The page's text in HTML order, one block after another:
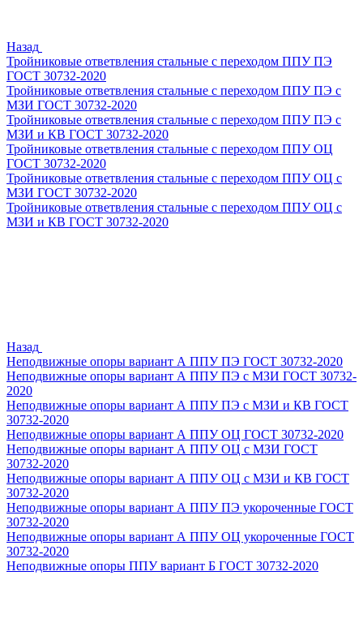
Назад
Тройниковые ответвления стальные с переходом ППУ ПЭ
ГОСТ 30732-2020
Тройниковые ответвления стальные с переходом ППУ ПЭ с
МЗИ ГОСТ 30732-2020
Тройниковые ответвления стальные с переходом ППУ ПЭ с
МЗИ и КВ ГОСТ 30732-2020
Тройниковые ответвления стальные с переходом ППУ ОЦ
ГОСТ 30732-2020
Тройниковые ответвления стальные с переходом ППУ ОЦ с
МЗИ ГОСТ 30732-2020
Тройниковые ответвления стальные с переходом ППУ ОЦ с
МЗИ и КВ ГОСТ 30732-2020
Назад
Неподвижные опоры вариант А ППУ ПЭ ГОСТ 30732-2020
Неподвижные опоры вариант А ППУ ПЭ с МЗИ ГОСТ 30732-
2020
Неподвижные опоры вариант А ППУ ПЭ с МЗИ и КВ ГОСТ
30732-2020
Неподвижные опоры вариант А ППУ ОЦ ГОСТ 30732-2020
Неподвижные опоры вариант А ППУ ОЦ с МЗИ ГОСТ
30732-2020
Неподвижные опоры вариант А ППУ ОЦ с МЗИ и КВ ГОСТ
30732-2020
Неподвижные опоры вариант А ППУ ПЭ укороченные ГОСТ
30732-2020
Неподвижные опоры вариант А ППУ ОЦ укороченные ГОСТ
30732-2020
Неподвижные опоры ППУ вариант Б ГОСТ 30732-2020